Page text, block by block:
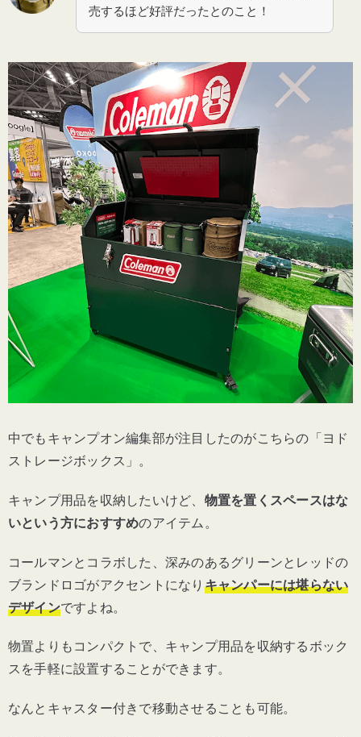
売するほど好評だったとのこと！
中でもキャンプオン編集部が注目したのがこちらの「ヨド
ストレージボックス」。
キャンプ用品を収納したいけど、 物置を置くスペースはな
いという方におすすめのアイテム。
コールマンとコラボした、深みのあるグリーンとレッドの
ブランドロゴがアクセントになり キャンパーには堪らない
デザインですよね。
物置よりもコンパクトで、キャンプ用品を収納するボック
スを手軽に設置することができます。
なんとキャスター付きで移動させることも可能。